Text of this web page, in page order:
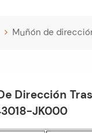
Muñón de
Dirección
JK000